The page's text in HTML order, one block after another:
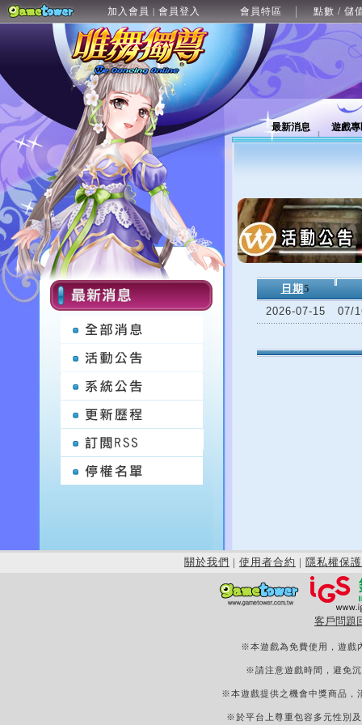
加入會員 | 會員登入 會員特區 點數 / 儲
最新消息 遊戲
日期 5
2026-07-15
07/
關於我們 | 使用者合約 | 隱私權保護
客戶問題
※本遊戲為免費使用，遊戲
※請注意遊戲時間，避免
※本遊戲提供之機會中獎商品，
※於平台上尊重包容多元性別